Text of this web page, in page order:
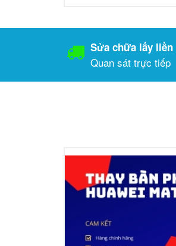
Sửa chữa lấy liền
Quan sát trực tiếp